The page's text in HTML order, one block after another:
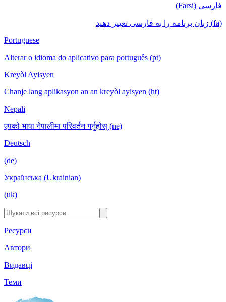
فارسی (Farsi)
(fa) زبان برنامه را به فارسی تغییر دهید
Portuguese
Alterar o idioma do aplicativo para português (pt)
Kreyòl Ayisyen
Chanje lang aplikasyon an an kreyòl ayisyen (ht)
Nepali
एपको भाषा नेपालीमा परिवर्तन गर्नुहोस् (ne)
Deutsch
(de)
Українська (Ukrainian)
(uk)
Ресурси
Автори
Видавці
Теми